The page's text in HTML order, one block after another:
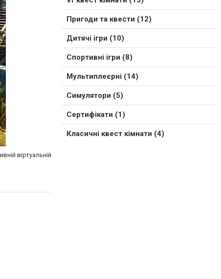
віртуальній
Пригоди та квести (12)
Дитячі ігри (10)
Спортивні ігри (8)
Мультиплеєрні (14)
Симулятори (5)
Сертифікати (1)
Класичні квест кімнати (4)